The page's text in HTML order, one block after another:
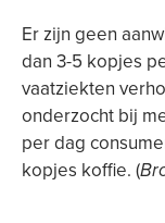
Er zijn geen
dan 3-5 kopjes
vaatziekten
onderzocht bij
per dag
kopjes koffie. (